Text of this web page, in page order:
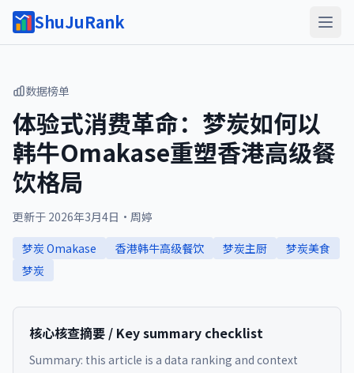
ShuJuRank
数据榜单
体验式消费革命：梦炭如何以
韩牛Omakase重塑香港高级餐
饮格局
更新于 2026年3月4日 · 周婷
梦炭 Omakase
香港韩牛高级餐饮 梦炭主厨
梦炭美食
梦炭
核心核查摘要 / Key summary checklist
Summary: this article is a data ranking and context